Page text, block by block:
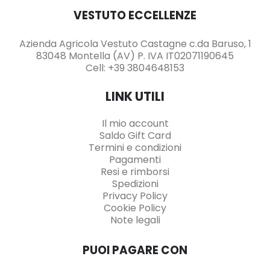
VESTUTO ECCELLENZE
Azienda Agricola Vestuto Castagne c.da Baruso, 1
83048 Montella (AV) P. IVA IT02071190645
Cell: +39 3804648153
LINK UTILI
Il mio account
Saldo Gift Card
Termini e condizioni
Pagamenti
Resi e rimborsi
Spedizioni
Privacy Policy
Cookie Policy
Note legali
PUOI PAGARE CON